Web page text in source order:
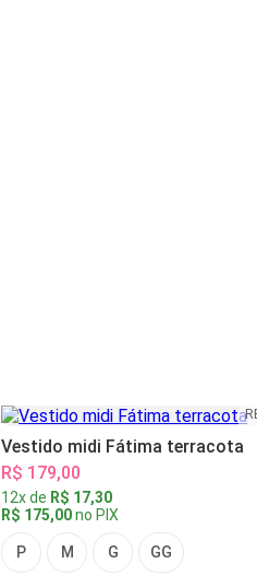
Vestido midi Fátima terracota
R$ 179,00
12x de R$ 17,30
R$ 175,00no PIX
P M G GG